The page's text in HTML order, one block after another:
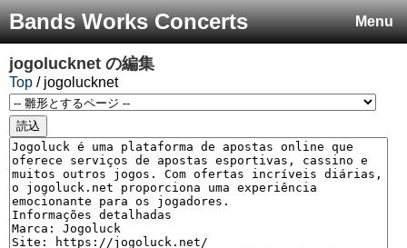
Menu
Bands Works Concerts
jogolucknet の編集
Top / jogolucknet